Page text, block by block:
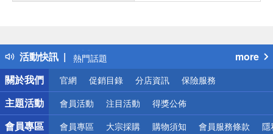
活動快訊
得獎公告
熱門話題
銀行優惠
偏遠地區配送
詐騙網頁！請小心！
more
關於我們
官網 促銷目錄 分店資訊 保險服務
主題活動 會員活動 注目活動 得獎公佈
會員專區 會員專區 大宗採購 購物須知 會員服務條款 隱